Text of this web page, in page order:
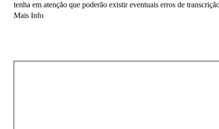
tenha em atenção que poderão existir eventuais erros de
Mais Info